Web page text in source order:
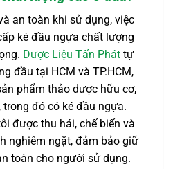
an toàn khi sử dụng, việc
ké đầu ngựa chất lượng
Dược Liệu Tấn Phát tự
đầu tại HCM và TP.HCM,
phẩm thảo dược hữu cơ,
đó có ké đầu ngựa.
được thu hái, chế biến và
nghiêm ngặt, đảm bảo giữ
toàn cho người sử dụng.